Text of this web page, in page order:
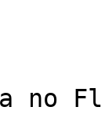
no